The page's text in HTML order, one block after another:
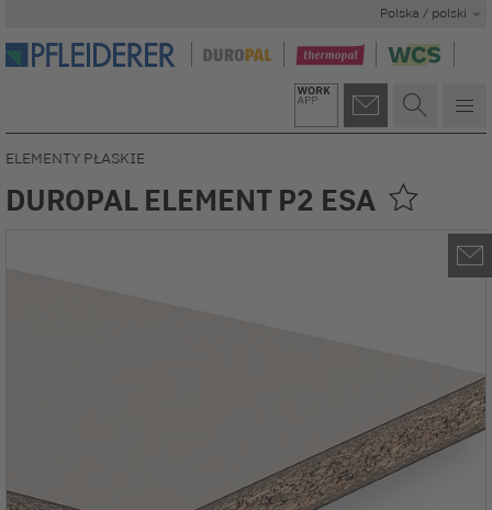
Polska / polski
ELEMENTY PŁASKIE
DUROPAL ELEMENT P2 ESA